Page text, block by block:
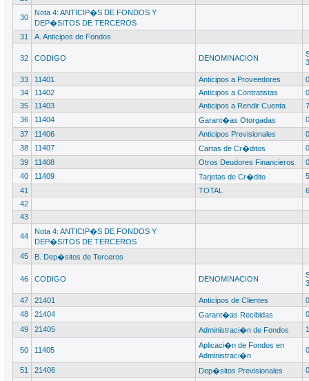
30
Nota 4: ANTICIP�S DE FONDOS Y
DEP�SITOS DE TERCEROS
31
A. Anticipos de Fondos
32 CODIGO DENOMINACION
33 11401 Anticipos a Proveedores
0
34
11402 Anticipos a Contratistas
0
35
11403 Anticipos a Rendir Cuenta
36
11404 Garant�as Otorgadas
0
37
11406 Anticipos Previsionales
0
38
11407 Cartas de Cr�ditos
0
39
11408 Otros Deudores Financieros
0
40
11409 Tarjetas de Cr�dito
41
TOTAL
42
43
44
Nota 4: ANTICIP�S DE FONDOS Y
DEP�SITOS DE TERCEROS
45
B. Dep�sitos de Terceros
46 CODIGO DENOMINACION
47 21401 Anticipos de Clientes
0
48
21404 Garant�as Recibidas
0
49
21405 Administraci�n de Fondos
50 11405
Aplicaci�n de Fondos en
Administraci�n
0
51 21406 Dep�sitos Previsionales 0